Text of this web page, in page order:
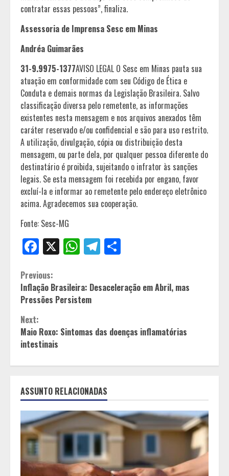
contratar essas pessoas”, finaliza.
Assessoria de Imprensa Sesc em Minas
Andréa Guimarães
31-9.9975-1377AVISO LEGAL O Sesc em Minas pauta sua
atuação em conformidade com seu Código de Ética e
Conduta e demais normas da Legislação Brasileira. Salvo
classificação diversa pelo remetente, as informações
existentes nesta mensagem e nos arquivos anexados têm
caráter reservado e/ou confidencial e são para uso restrito.
A utilização, divulgação, cópia ou distribuição desta
mensagem, ou parte dela, por qualquer pessoa diferente do
destinatário é proibida, sujeitando o infrator às sanções
legais. Se esta mensagem foi recebida por engano, favor
excluí-la e informar ao remetente pelo endereço eletrônico
acima. Agradecemos sua cooperação.
Fonte: Sesc-MG
Facebook
X WhatsApp
Telegram
Continue
Reading
Previous:
Inflação Brasileira: Desaceleração em Abril, mas
Pressões Persistem
Next:
Maio Roxo: Sintomas das doenças inflamatórias
intestinais
ASSUNTO RELACIONADAS